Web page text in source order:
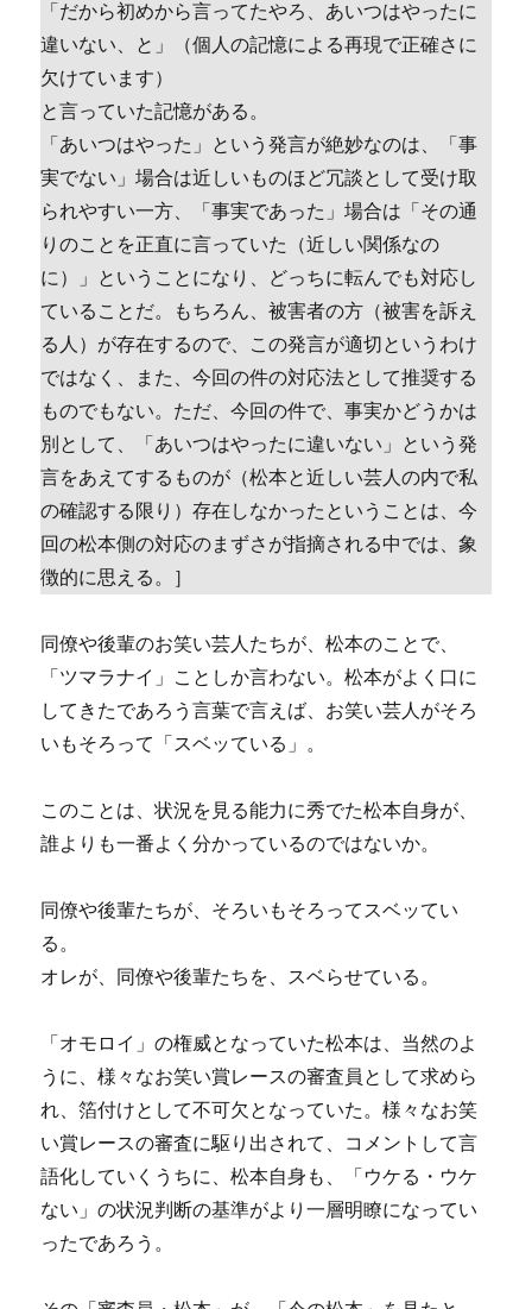
「だから初めから言ってたやろ、あいつはやったに
違いない、と」（個人の記憶による再現で正確さに
欠けています）
と言っていた記憶がある。
「あいつはやった」という発言が絶妙なのは、「事
実でない」場合は近しいものほど冗談として受け取
られやすい一方、「事実であった」場合は「その通
りのことを正直に言っていた（近しい関係なの
に）」ということになり、どっちに転んでも対応し
ていることだ。もちろん、被害者の方（被害を訴え
る人）が存在するので、この発言が適切というわけ
ではなく、また、今回の件の対応法として推奨する
ものでもない。ただ、今回の件で、事実かどうかは
別として、「あいつはやったに違いない」という発
言をあえてするものが（松本と近しい芸人の内で私
の確認する限り）存在しなかったということは、今
回の松本側の対応のまずさが指摘される中では、象
徴的に思える。］
同僚や後輩のお笑い芸人たちが、松本のことで、
「ツマラナイ」ことしか言わない。松本がよく口に
してきたであろう言葉で言えば、お笑い芸人がそろ
いもそろって「スベッている」。
このことは、状況を見る能力に秀でた松本自身が、
誰よりも一番よく分かっているのではないか。
同僚や後輩たちが、そろいもそろってスベッてい
る。
オレが、同僚や後輩たちを、スベらせている。
「オモロイ」の権威となっていた松本は、当然のよ
うに、様々なお笑い賞レースの審査員として求めら
れ、箔付けとして不可欠となっていた。様々なお笑
い賞レースの審査に駆り出されて、コメントして言
語化していくうちに、松本自身も、「ウケる・ウケ
ない」の状況判断の基準がより一層明瞭になってい
ったであろう。